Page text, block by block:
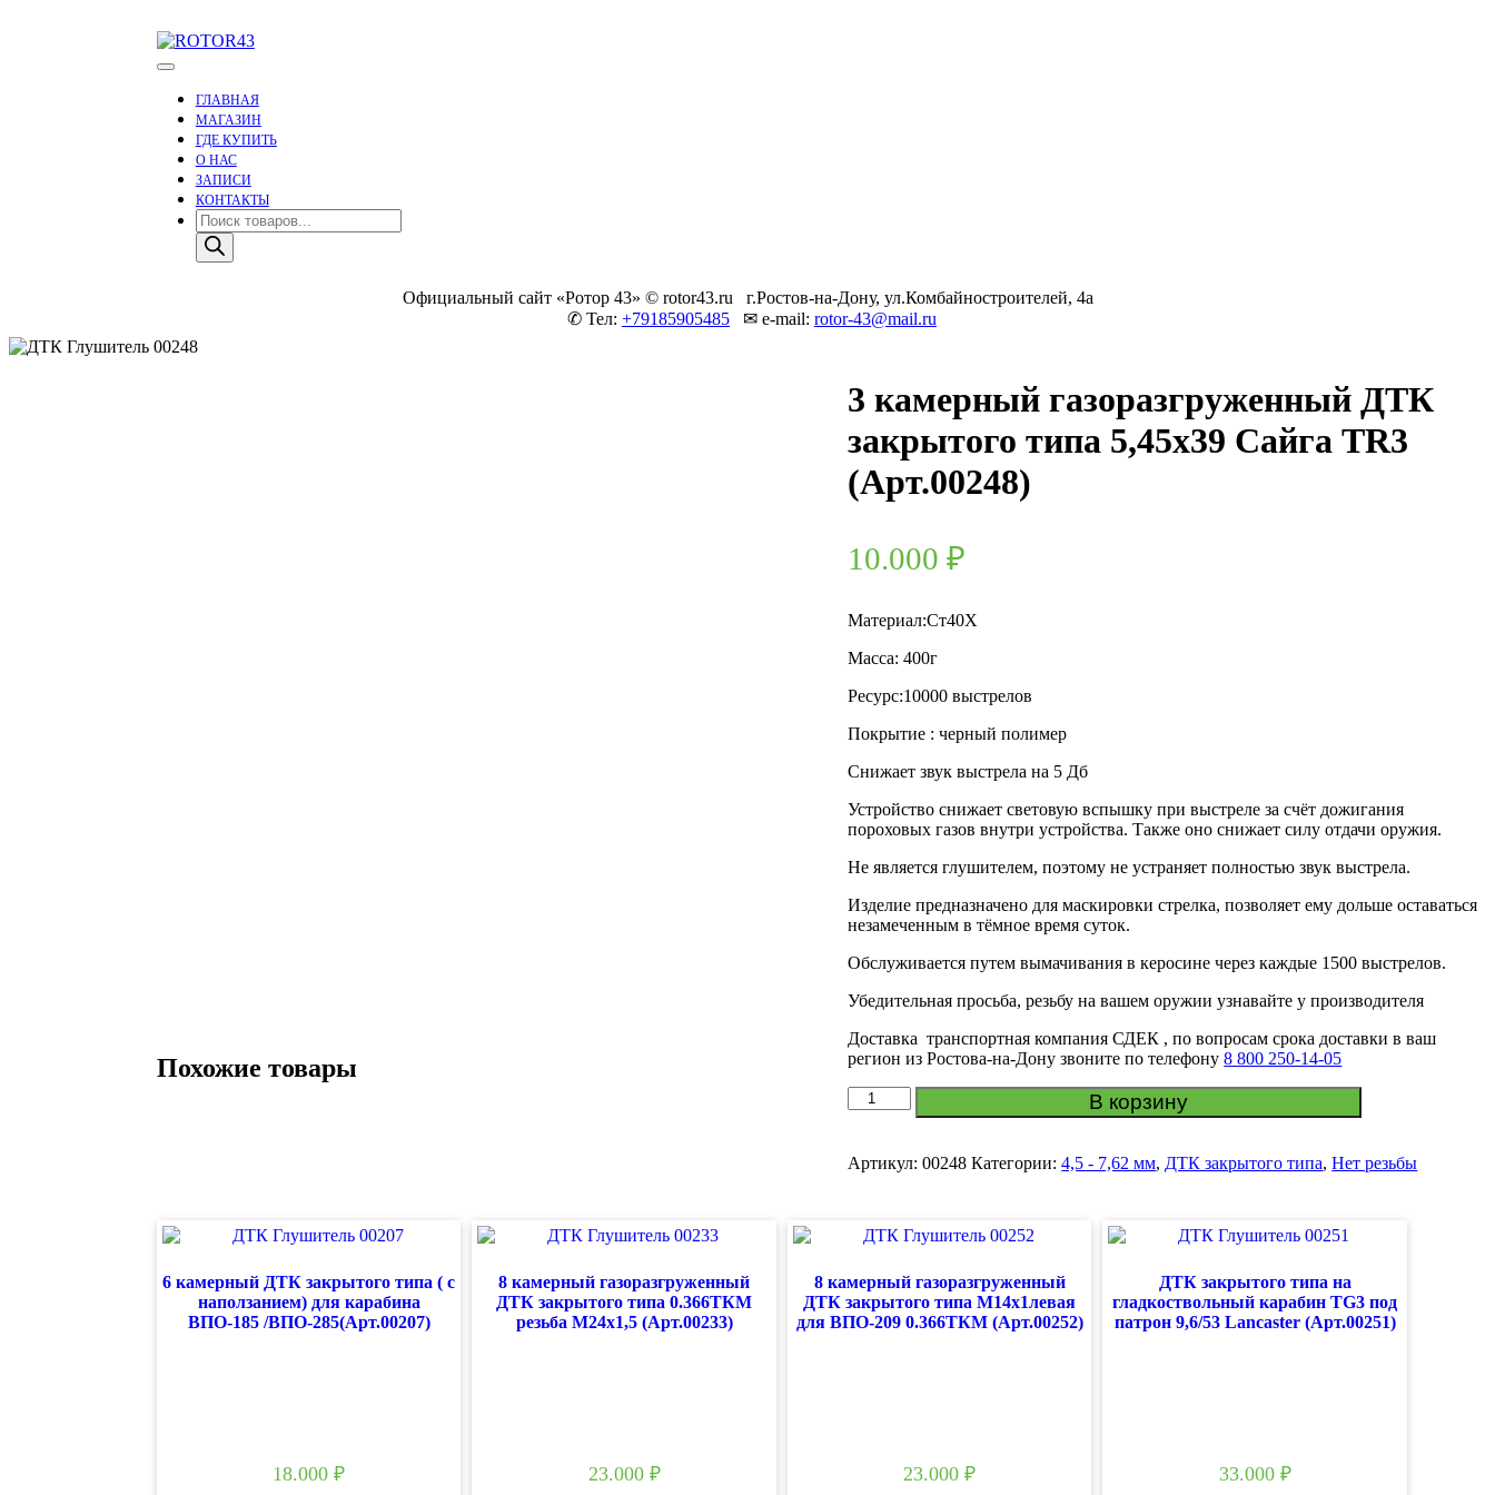
ROTOR43
Тюнинг оружия
ГЛАВНАЯ
МАГАЗИН
ГДЕ КУПИТЬ
О НАС
ЗАПИСИ
КОНТАКТЫ
Поиск
товаров
Официальный сайт «Ротор 43» © rotor43.ru
г.Ростов-на-Дону, ул.Комбайностроителей, 4а
✆ Тел: +79185905485 ✉ e-mail: rotor-43@mail.ru
3 камерный газоразгруженный ДТК
закрытого типа 5,45х39 Сайга TR3
(Арт.00248)
10.000₽
Материал:Ст40Х
Масса: 400г
Ресурс:10000 выстрелов
Покрытие : черный полимер
Снижает звук выстрела на 5 Дб
Устройство снижает световую вспышку при выстреле за счёт дожигания
пороховых газов внутри устройства. Также оно снижает силу отдачи оружия.
Не является глушителем, поэтому не устраняет полностью звук выстрела.
Изделие предназначено для маскировки стрелка, позволяет ему дольше оставаться
незамеченным в тёмное время суток.
Обслуживается путем вымачивания в керосине через каждые 1500 выстрелов.
Убедительная просьба, резьбу на вашем оружии узнавайте у производителя
Доставка транспортная компания СДЕК , по вопросам срока доставки в ваш
регион из Ростова-на-Дону звоните по телефону8 800 250-14-05
Количество
товара
камерный
газоразгруженный
типа
Сайга
TR3
(Арт.00248)
В корзину
Артикул:00248 Категории:4,5 - 7,62 мм, ДТК закрытого типа,Нет резьбы
Похожие товары
6 камерный ДТК закрытого типа ( с
наползанием) для карабина
ВПО-185 /ВПО-285(Арт.00207)
18.000₽
8 камерный газоразгруженный
ДТК закрытого типа 0.366ТКМ
резьба М24х1,5 (Арт.00233)
23.000 ₽
8 камерный газоразгруженный
ДТК закрытого типа М14х1левая
для ВПО-209 0.366ТКМ (Арт.00252)
23.000₽
ДТК закрытого типа на
гладкоствольный карабин TG3 под
патрон 9,6/53 Lancaster (Арт.00251)
33.000 ₽